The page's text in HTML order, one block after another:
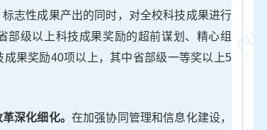
志性成果产出的同时，对全校科技成果进行
部级以上科技成果奖励的超前谋划、精心组
果奖励40项以上，其中省部级一等奖以上5
深化细化。 在加强协同管理和信息化建设，